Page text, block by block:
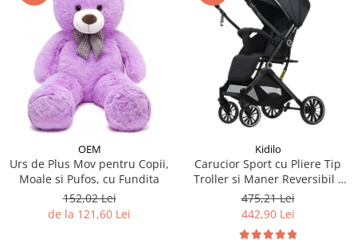
OEM
Urs de Plus Mov pentru Copii,
Moale si Pufos, cu Fundita
152,02 Lei
de la 121,60 Lei
Kidilo
Carucior Sport cu Pliere Tip
Troller si Maner Reversibil -
Negru
475,21 Lei
442,90 Lei